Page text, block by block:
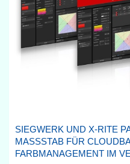
SIEGWERK UND X-RITE
MASSSTAB FÜR
ARBMANAGEMENT IM